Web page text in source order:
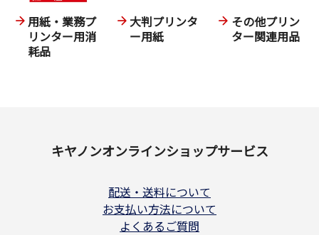
用紙・業務プ
リンター用消
耗品
大判プリンタ
ー用紙
その他プリン
ター関連用品
キヤノンオンラインショップサービス
配送・送料について
お支払い方法について
よくあるご質問